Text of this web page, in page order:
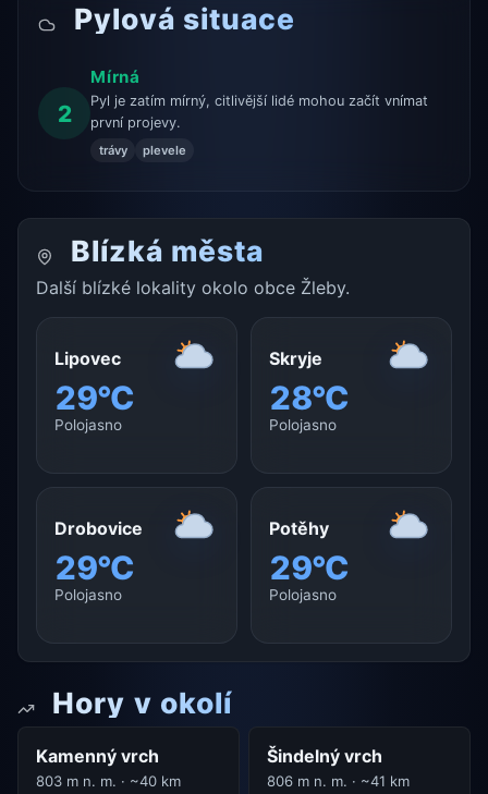
Pylová situace
2
Mírná
Pyl je zatím mírný, citlivější lidé mohou začít vnímat
první projevy.
trávy plevele
Blízká města
Další blízké lokality okolo obce Žleby.
Lipovec
29°C
Polojasno
Skryje
28°C
Polojasno
Drobovice
29°C
Polojasno
Potěhy
29°C
Polojasno
Hory v okolí
Kamenný vrch
803 m n. m. · ~40 km
Šindelný vrch
806 m n. m. · ~41 km